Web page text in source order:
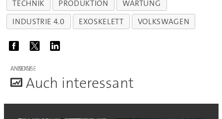
TECHNIK PRODUKTION
WARTUNG
INDUSTRIE 4.0
EXOSKELETT VOLKSWAGEN
ANZEIGE
Auch interessant